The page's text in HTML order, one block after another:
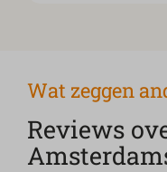
Wat zeggen
Reviews